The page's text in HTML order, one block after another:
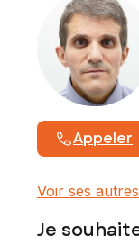
Appeler
Voir ses
Je